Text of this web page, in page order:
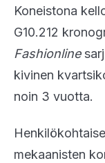
Koneistona
G10.212
Fashionline
kivinen
noin 3 vuotta.
mekaanisten